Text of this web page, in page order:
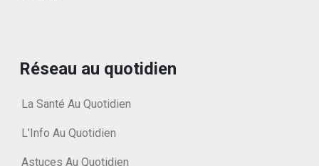
Réseau au quotidien
La Santé Au Quotidien
L'Info Au Quotidien
Astuces Au Quotidien